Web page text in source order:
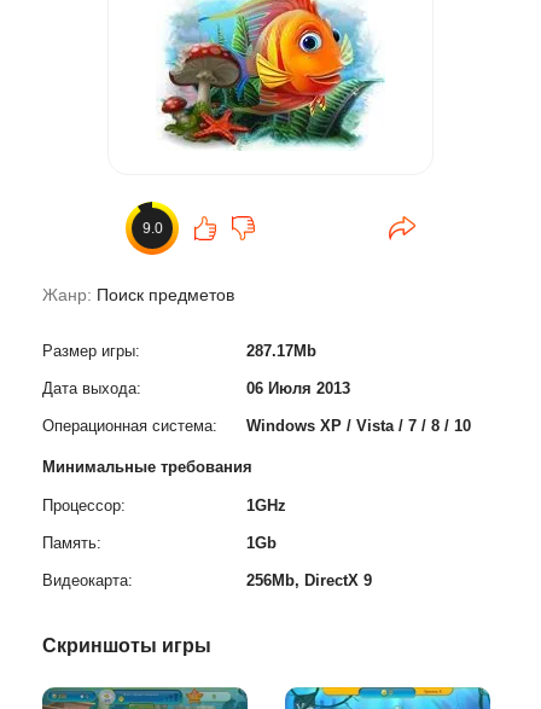
Жанр: Поиск предметов
Размер игры: 287.17Mb
Дата выхода: 06 Июля 2013
Операционная система: Windows XP / Vista / 7 / 8 / 10
Минимальные требования
Процессор: 1GHz
Память: 1Gb
Видеокарта: 256Mb, DirectX 9
9.0
Скриншоты игры